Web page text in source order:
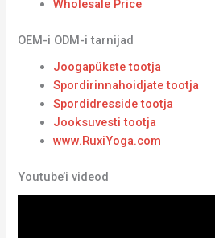
Wholesale Price
OEM-i ODM-i tarnijad
Joogapükste tootja
Spordirinnahoidjate tootja
Spordidresside tootja
Jooksuvesti tootja
www.RuxiYoga.com
Youtube’i videod